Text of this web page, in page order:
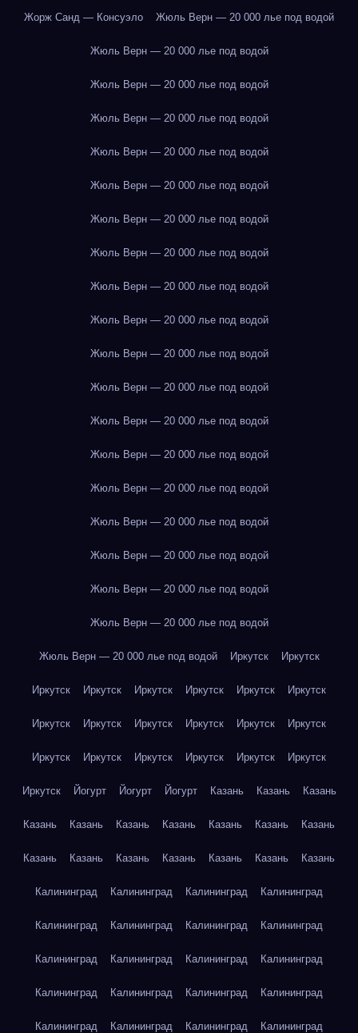
Жорж Санд — Консуэло Жюль Верн — 20 000 лье под водой
Жюль Верн — 20 000 лье под водой
Жюль Верн — 20 000 лье под водой
Жюль Верн — 20 000 лье под водой
Жюль Верн — 20 000 лье под водой
Жюль Верн — 20 000 лье под водой
Жюль Верн — 20 000 лье под водой
Жюль Верн — 20 000 лье под водой
Жюль Верн — 20 000 лье под водой
Жюль Верн — 20 000 лье под водой
Жюль Верн — 20 000 лье под водой
Жюль Верн — 20 000 лье под водой
Жюль Верн — 20 000 лье под водой
Жюль Верн — 20 000 лье под водой
Жюль Верн — 20 000 лье под водой
Жюль Верн — 20 000 лье под водой
Жюль Верн — 20 000 лье под водой
Жюль Верн — 20 000 лье под водой
Жюль Верн — 20 000 лье под водой
Жюль Верн — 20 000 лье под водой Иркутск Иркутск
Иркутск Иркутск Иркутск Иркутск Иркутск Иркутск
Иркутск Иркутск Иркутск Иркутск Иркутск Иркутск
Иркутск Иркутск Иркутск Иркутск Иркутск Иркутск
Иркутск Йогурт Йогурт Йогурт Казань Казань Казань
Казань Казань Казань Казань Казань Казань Казань
Казань Казань Казань Казань Казань Казань Казань
Калининград Калининград Калининград Калининград
Калининград Калининград Калининград Калининград
Калининград Калининград Калининград Калининград
Калининград Калининград Калининград Калининград
Калининград Калининград Калининград Калининград